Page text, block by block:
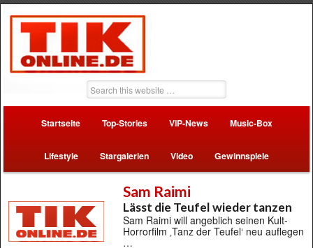
Startseite Top-Stories VIP-News Music-Box
Lifestyle Stargalerien Video Gewinnspiele
Sam Raimi
Lässt die Teufel wieder tanzen
Sam Raimi will angeblich seinen Kult-
Horrorfilm ‚Tanz der Teufel‘ neu auflegen
…